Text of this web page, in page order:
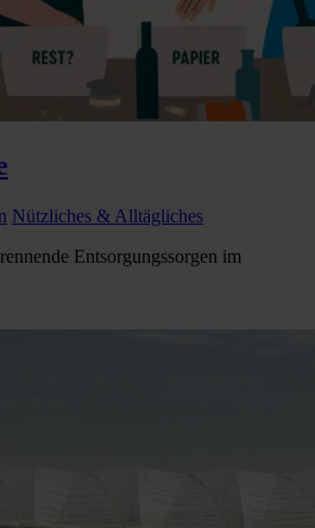
Nützliches & Alltägliches
Entsorgungssorgen im